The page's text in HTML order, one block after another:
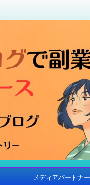
メディアパートナー